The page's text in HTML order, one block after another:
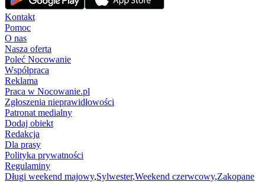
Kontakt
Pomoc
O nas
Nasza oferta
Poleć Nocowanie
Współpraca
Reklama
Praca w Nocowanie.pl
Zgłoszenia nieprawidłowości
Patronat medialny
Dodaj obiekt
Redakcja
Dla prasy
Polityka prywatności
Regulaminy
Długi weekend majowy,Sylwester,Weekend czerwcowy,Zakopane